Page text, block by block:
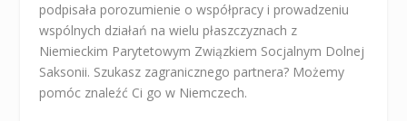
podpisała porozumienie o współpracy i prowadzeniu
wspólnych działań na wielu płaszczyznach z
Niemieckim Parytetowym Związkiem Socjalnym Dolnej
Saksonii. Szukasz zagranicznego partnera? Możemy
pomóc znaleźć Ci go w Niemczech.